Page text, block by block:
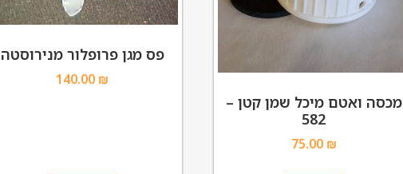
מכסה ואטם מיכל שמן קטן –
582
75.00 ₪
פס מגן פרופלור מנירוסטה
140.00 ₪